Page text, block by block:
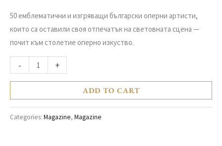
50 емблематични и изгряващи български оперни артисти,
които са оставили своя отпечатък на световната сцена —
почит към столетие оперно изкуство.
- +
ADD TO CART
Categories: Magazine, Magazine